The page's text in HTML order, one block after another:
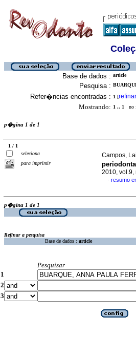
Base de dados : article
Pesquisa :
Refer�ncias encontradas : 1 [refinar
Mostrando: 1 .. 1 no
p�gina 1 de 1
1 / 1
seleciona
para imprimir
Campos,
2010, vol.9,
· resumo
p�gina 1 de 1
Refinar a pesquisa
Base de dados : article
Pesquisar
1
2
3